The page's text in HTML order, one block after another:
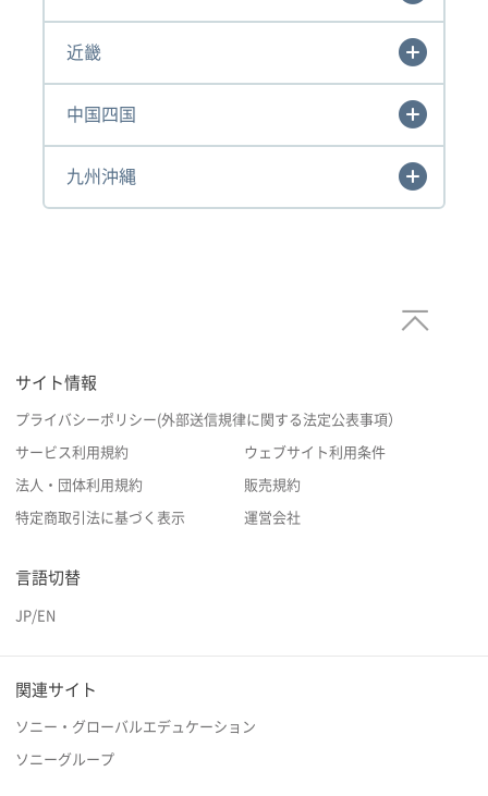
近畿
中国四国
九州沖縄
サイト情報
プライバシーポリシー(外部送信規律に関する法定公表事項）
サービス利用規約 ウェブサイト利用条件
法人・団体利用規約 販売規約
特定商取引法に基づく表示 運営会社
言語切替
JP/EN
関連サイト
ソニー・グローバルエデュケーション
ソニーグループ